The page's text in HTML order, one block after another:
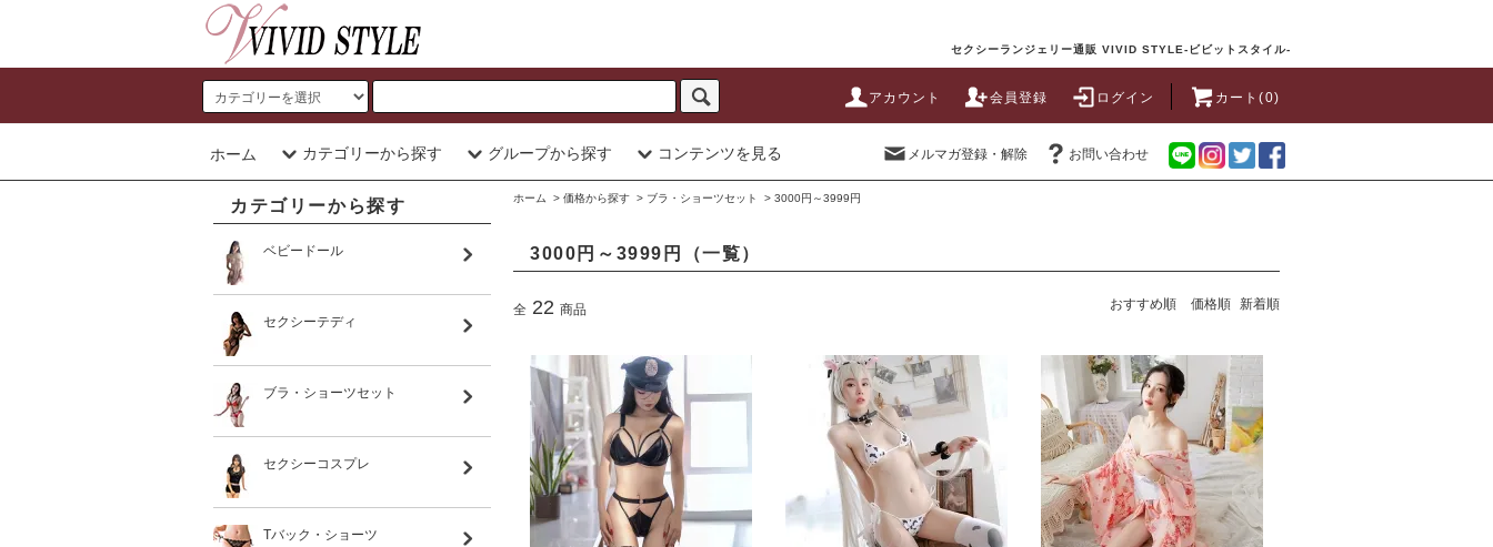
セクシーランジェリー通販 VIVID STYLE-ビビットスタイル-
アカウント 会員登録 ログイン カート(0)
ホーム カテゴリーから探す グループから探す コンテンツを見る メルマガ登録・解除 お問い合わせ
ホーム > 価格から探す > ブラ・ショーツセット > 3000円～3999円
3000円～3999円（一覧）
全 22 商品 おすすめ順 価格順 新着順
カテゴリーから探す
ベビードール
セクシーテディ
ブラ・ショーツセット
セクシーコスプレ
Tバック・ショーツ